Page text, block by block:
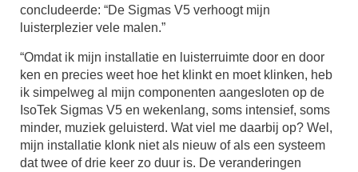
concludeerde: “De Sigmas V5 verhoogt mijn
luisterplezier vele malen.”
“Omdat ik mijn installatie en luisterruimte door en door
ken en precies weet hoe het klinkt en moet klinken, heb
ik simpelweg al mijn componenten aangesloten op de
IsoTek Sigmas V5 en wekenlang, soms intensief, soms
minder, muziek geluisterd. Wat viel me daarbij op? Wel,
mijn installatie klonk niet als nieuw of als een systeem
dat twee of drie keer zo duur is. De veranderingen